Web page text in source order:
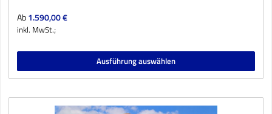
Regulärer Preis:
Ab1.590,00 €
inkl. MwSt.;
Ausführung auswählen